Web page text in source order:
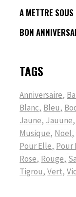
A METTRE
BON
TAGS
Anniversaire
Blanc Bleu
Jaune Jauune
Musique Noël
Pour Elle Pour
Rose Rouge
Tigrou Vert